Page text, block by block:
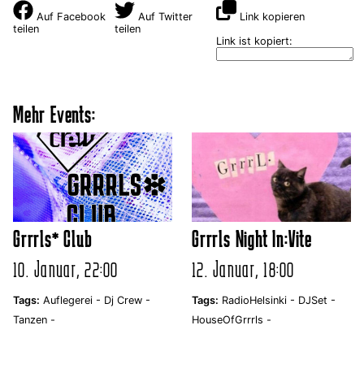
Auf Facebook
teilen
Auf Twitter
teilen
Link kopieren
Link ist kopiert:
Mehr Events:
Grrrls* Club
10. Januar, 22:00
Tags: Auflegerei - Dj Crew -
Tanzen -
Grrrls Night In:Vite
12. Januar, 18:00
Tags: RadioHelsinki - DJSet -
HouseOfGrrrls -